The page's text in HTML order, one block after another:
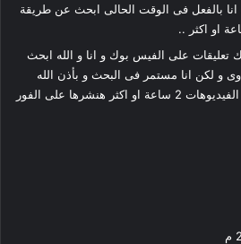
انا بالفعل فى الوقت الحالى ابحث عن طريقة
تعليقات على الفيس بوك و انا و الله ابحث
و لكن انا مستمر فى البحث و بأذن الله
عندما اعثر على طريقة لرفع الفيديوهات 2 ساعة او اكثر هنشرها على الفور